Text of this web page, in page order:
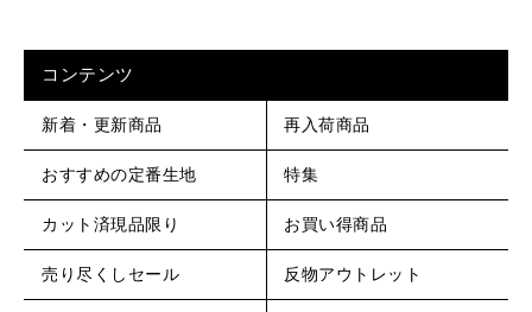
コンテンツ
新着・更新商品 再入荷商品
おすすめの定番生地 特集
カット済現品限り お買い得商品
売り尽くしセール 反物アウトレット